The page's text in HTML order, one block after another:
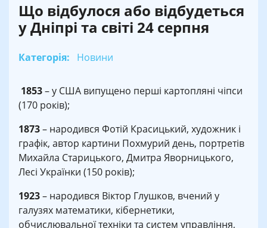
Що відбулося або відбудеться
у Дніпрі та світі 24 серпня
Категорія: Новини
1853– у США випущено перші картопляні чіпси
(170 років);
1873– народився Фотій Красицький, художник і
графік, автор картини Похмурий день, портретів
Михайла Старицького, Дмитра Яворницького,
Лесі Українки (150 років);
1923– народився Віктор Глушков, вчений у
галузях математики, кібернетики,
обчислювальної техніки та систем управління,